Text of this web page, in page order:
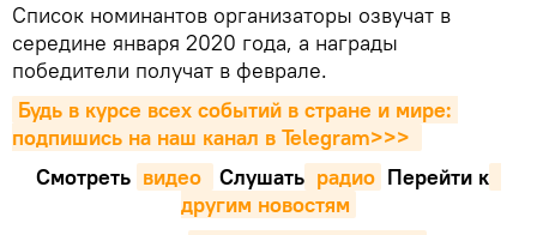
Список номинантов организаторы озвучат в
середине января 2020 года, а награды
победители получат в феврале.
Будь в курсе всех событий в стране и мире:
подпишись на наш канал в Telegram>>>
Смотреть видео Cлушать радио Перейти к
другим новостям